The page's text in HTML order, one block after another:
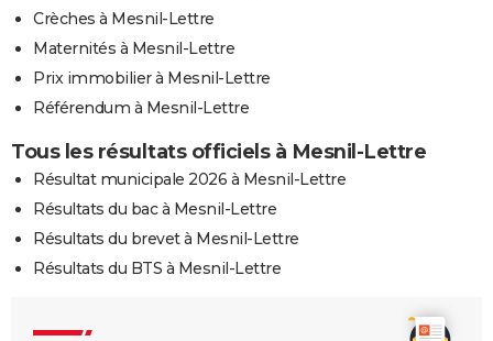
Crèches à Mesnil-Lettre
Maternités à Mesnil-Lettre
Prix immobilier à Mesnil-Lettre
Référendum à Mesnil-Lettre
Tous les résultats officiels à Mesnil-Lettre
Résultat municipale 2026 à Mesnil-Lettre
Résultats du bac à Mesnil-Lettre
Résultats du brevet à Mesnil-Lettre
Résultats du BTS à Mesnil-Lettre